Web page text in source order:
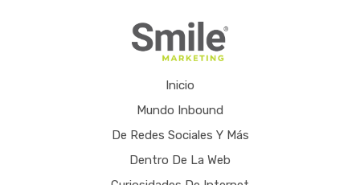
Inicio
Mundo Inbound
De Redes Sociales Y Más
Dentro De La Web